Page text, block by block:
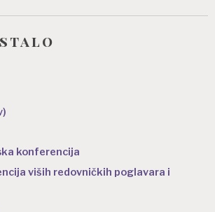
konferencija
viših redovničkih poglavara i